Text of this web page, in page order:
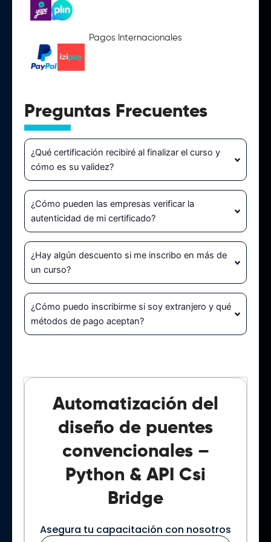
Pagos Internacionales
Preguntas Frecuentes
¿Qué certificación recibiré al finalizar el curso y
cómo es su validez?
¿Cómo pueden las empresas verificar la
autenticidad de mi certificado?
¿Hay algún descuento si me inscribo en más de
un curso?
¿Cómo puedo inscribirme si soy extranjero y qué
métodos de pago aceptan?
Automatización del
diseño de puentes
convencionales –
Python & API Csi
Bridge
Asegura tu capacitación con nosotros